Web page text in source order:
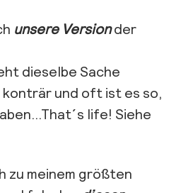
unsere Versionder
dieselbe Sache
und oft ist es so,
life! Siehe
zu meinem größten